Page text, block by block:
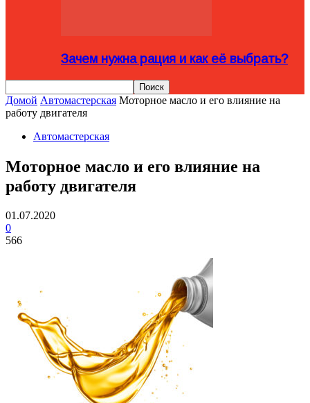
Зачем нужна рация и как её выбрать?
Домой Автомастерская Моторное масло и его влияние на
работу двигателя
Автомастерская
Моторное масло и его влияние на
работу двигателя
01.07.2020
0
566